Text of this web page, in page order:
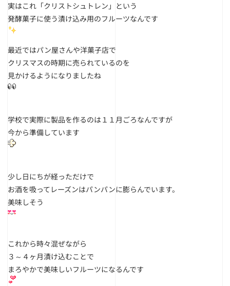
実はこれ「クリストシュトレン」という
発酵菓子に使う漬け込み用のフルーツなんです
最近ではパン屋さんや洋菓子店で
クリスマスの時期に売られているのを
見かけるようになりましたね
学校で実際に製品を作るのは１１月ごろなんですが
今から準備しています
少し日にちが経っただけで
お酒を吸ってレーズンはパンパンに膨らんでいます。
美味しそう
これから時々混ぜながら
３～４ヶ月漬け込むことで
まろやかで美味しいフルーツになるんです